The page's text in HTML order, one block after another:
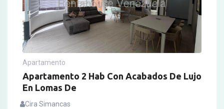
Apartamento
Apartamento 2 Hab Con Acabados De Lujo
En Lomas De
Cira Simancas